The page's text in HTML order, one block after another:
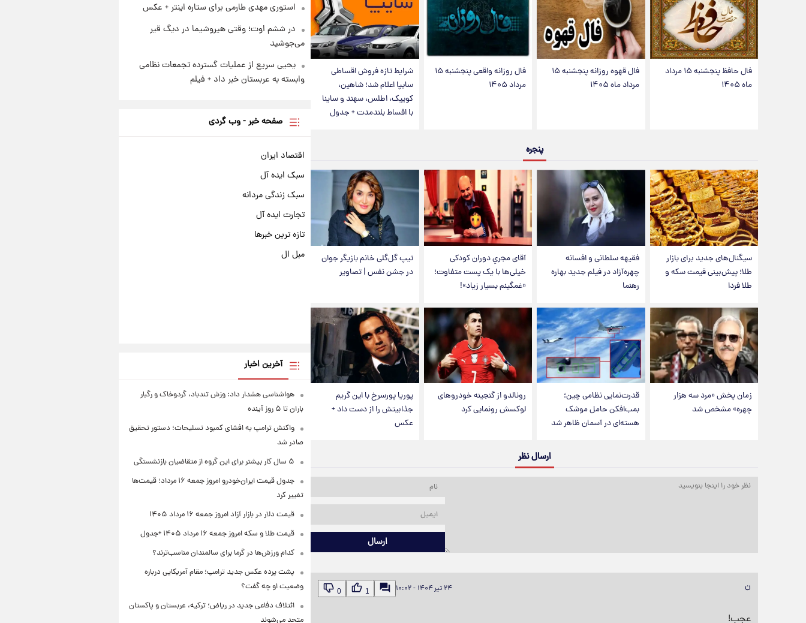
فال حافظ پنجشنبه ۱۵ مرداد
ماه ۱۴۰۵
فال قهوه روزانه پنجشنبه ۱۵
مرداد ماه ۱۴۰۵
فال روزانه واقعی پنجشنبه ۱۵
مرداد ۱۴۰۵
شرایط تازه فروش اقساطی
سایپا اعلام شد؛ شاهین،
کوییک، اطلس، سهند و ساینا
با اقساط بلندمدت + جدول
پنجره
سیگنال‌های جدید برای بازار
طلا؛ پیش‌بینی قیمت سکه و
طلا فردا
فقیهه سلطانی و افسانه
چهره‌آزاد در فیلم جدید بهاره
رهنما
آقای مجریِ دوران کودکی
خیلی‌ها با یک پست متفاوت؛
«غمگینم بسیار زیاد»!
تیپ گل‌گلی خانم بازیگر جوان
در جشن نفس | تصاویر
زمان پخش «مرد سه هزار
چهره» مشخص شد
قدرت‌نمایی نظامی چین؛
بمب‌افکن حامل موشک
هسته‌ای در آسمان ظاهر شد
رونالدو از گنجینه خودروهای
لوکسش رونمایی کرد
پوریا پورسرخ با این گریم
جذابیتش را از دست داد +
عکس
ارسال نظر
ارسال
ن ۲۴ تیر ۱۴۰۴ - ۱۰:۰۲ 1
0
عجب!
استوری مهدی طارمی برای ستاره اینتر + عکس
در ششم اوت؛ وقتی هیروشیما در دیگ قیر
می‌جوشید
یحیی سریع از عملیات گسترده تجمعات نظامی
وابسته به عربستان خبر داد + فیلم
صفحه خبر - وب گردی
اقتصاد ایران
سبک ایده آل
سبک زندگی مردانه
تجارت ایده آل
تازه ترین خبرها
مبل ال
آخرین اخبار
هواشناسی هشدار داد: وزش تندباد، گردوخاک و رگبار
باران تا ۵ روز آینده
واکنش ترامپ به افشای کمبود تسلیحات؛ دستور تحقیق
صادر شد
۵ سال کار بیشتر برای این گروه از متقاضیان بازنشستگی
جدول قیمت ایران‌خودرو امروز جمعه ۱۶ مرداد؛ قیمت‌ها
تغییر کرد
قیمت دلار در بازار آزاد امروز جمعه ۱۶ مرداد ۱۴۰۵
قیمت طلا و سکه امروز جمعه ۱۶ مرداد ۱۴۰۵ +جدول
کدام ورزش‌ها در گرما برای سالمندان مناسب‌ترند؟
پشت پرده عکس جدید ترامپ؛ مقام آمریکایی درباره
وضعیت او چه گفت؟
ائتلاف دفاعی جدید در ریاض؛ ترکیه، عربستان و پاکستان
متحد می‌شوند